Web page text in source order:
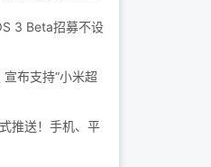
3 Beta招募不设
布支持“小米超
推送！手机、平